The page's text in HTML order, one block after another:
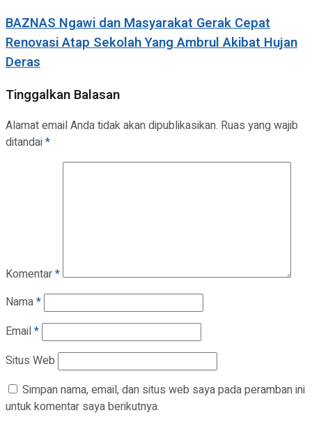
BAZNAS Ngawi dan Masyarakat Gerak Cepat
Renovasi Atap Sekolah Yang Ambrul Akibat Hujan
Deras
Tinggalkan Balasan
Alamat email Anda tidak akan dipublikasikan. Ruas yang wajib
ditandai*
Komentar*
Nama*
Email*
Situs Web
Simpan nama, email, dan situs web saya pada peramban ini
untuk komentar saya berikutnya.